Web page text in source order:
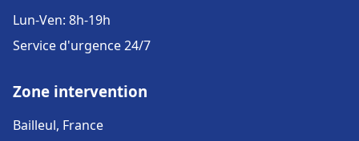
Lun-Ven: 8h-19h
Service d'urgence 24/7
Zone intervention
Bailleul, France